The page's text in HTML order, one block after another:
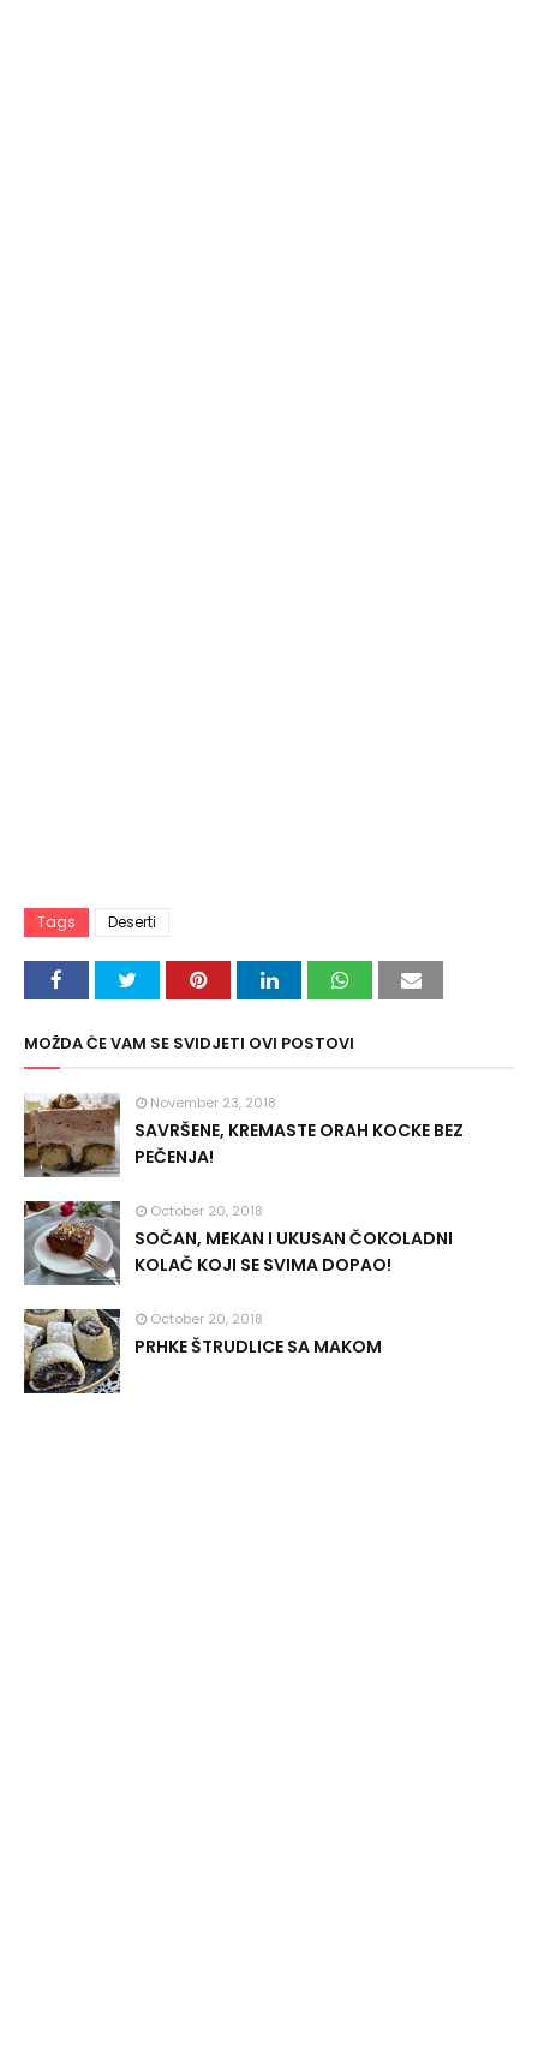
Tags Deserti
MOŽDA ĆE VAM SE SVIDJETI OVI POSTOVI
November 23, 2018
SAVRŠENE, KREMASTE ORAH KOCKE BEZ
PEČENJA!
October 20, 2018
SOČAN, MEKAN I UKUSAN ČOKOLADNI
KOLAČ KOJI SE SVIMA DOPAO!
October 20, 2018
PRHKE ŠTRUDLICE SA MAKOM